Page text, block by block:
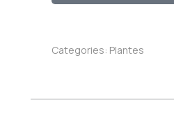
Categories: Plantes